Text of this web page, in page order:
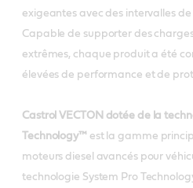
exigeantes avec des intervalles
Capable de supporter des
extrêmes, chaque produit a été
élevées de performance et de
Castrol VECTON dotée de la
Technology™ est la gamme
moteurs diesel avancés pour
technologie System Pro